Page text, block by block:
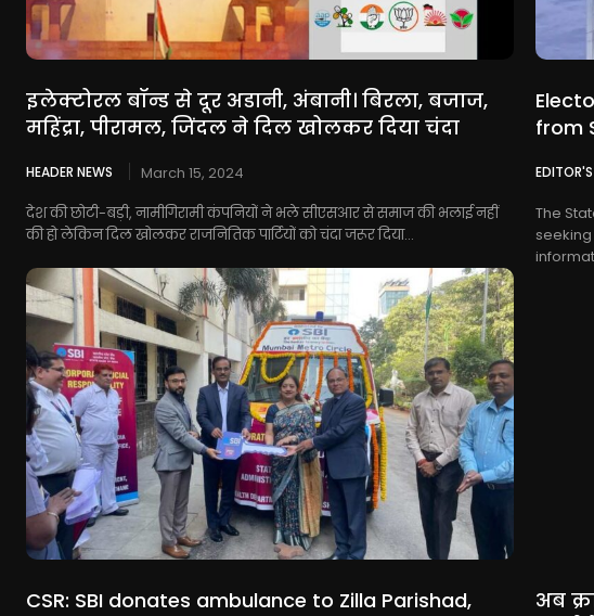
इलेक्टोरल बॉन्ड से दूर अडानी, अंबानी। बिरला, बजाज,
महिंद्रा, पीरामल, जिंदल ने दिल खोलकर दिया चंदा
HEADER NEWS
March 15, 2024
देश की छोटी-बड़ी, नामीगिरामी कंपनियों ने भले सीएसआर से समाज की भलाई नहीं
की हो लेकिन दिल खोलकर राजनितिक पार्टियों को चंदा जरूर दिया...
from
The
CSR: SBI donates ambulance to Zilla Parishad,
अब